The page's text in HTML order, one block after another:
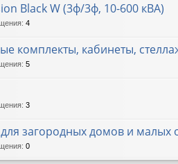
Black W (3ф/3ф, 10-600 кВА)
: 4
комплекты, кабинеты,
: 5
: 3
загородных домов и малых
: 0